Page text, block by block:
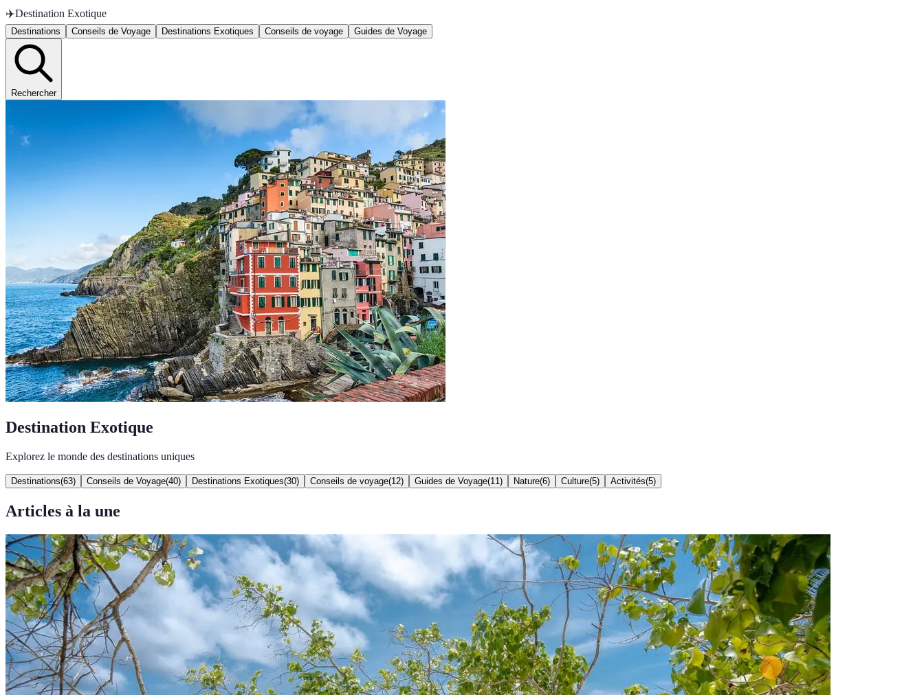
✈️Destination Exotique
Destinations Conseils de Voyage Destinations Exotiques Conseils de voyage Guides de Voyage
Rechercher
Destination Exotique
Explorez le monde des destinations uniques
Destinations(63) Conseils de Voyage(40) Destinations Exotiques(30) Conseils de voyage(12) Guides de Voyage(11 ) Nature(6) Culture(5) Activités(5)
Articles à la une